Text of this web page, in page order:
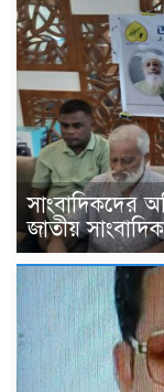
সাংবাদিকদের
জাতীয়